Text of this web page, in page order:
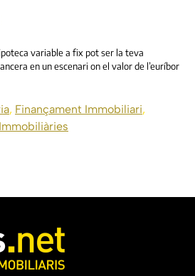
variable a fix pot ser la teva
en un escenari on el valor de l’euríbor
, Finançament Immobiliari,